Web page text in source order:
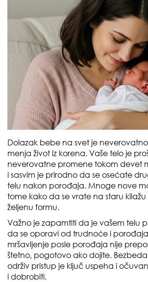
Dolazak bebe na svet je neverovatno
menja život iz korena. Vaše telo je
neverovatne promene tokom devet
i sasvim je prirodno da se osećate
telu nakon porođaja. Mnoge nove
tome kako da se vrate na staru kilažu
željenu formu.
Važno je zapamtiti da je vašem telu
da se oporavi od trudnoće i
mršavljenje posle porođaja nije
štetno, pogotovo ako dojite.
održiv pristup je ključ uspeha i
i dobrobiti.